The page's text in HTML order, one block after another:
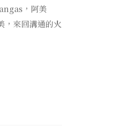
，阿美
，來回溝通的火